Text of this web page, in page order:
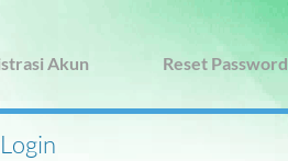
Akun Reset Password
Login